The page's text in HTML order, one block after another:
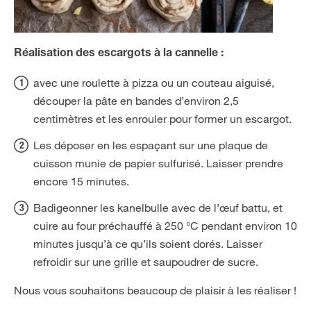
Réalisation des escargots à la cannelle :
avec une roulette à pizza ou un couteau aiguisé,
découper la pâte en bandes d’environ 2,5
centimètres et les enrouler pour former un escargot.
Les déposer en les espaçant sur une plaque de
cuisson munie de papier sulfurisé. Laisser prendre
encore 15 minutes.
Badigeonner les kanelbulle avec de l’œuf battu, et
cuire au four préchauffé à 250 °C pendant environ 10
minutes jusqu’à ce qu’ils soient dorés. Laisser
refroidir sur une grille et saupoudrer de sucre.
Nous vous souhaitons beaucoup de plaisir à les réaliser !